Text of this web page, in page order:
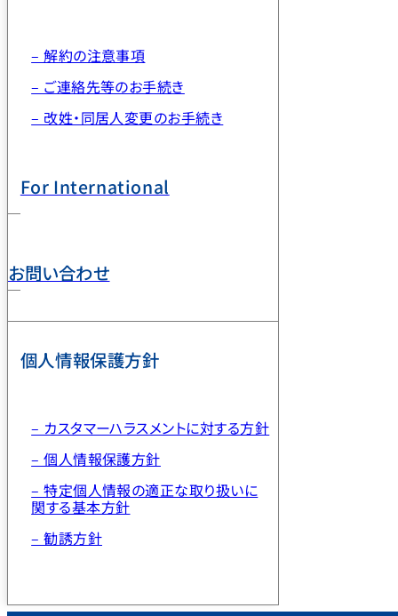
– 解約の注意事項
– ご連絡先等のお手続き
– 改姓・同居人変更のお手続き
For International
お問い合わせ
個人情報保護方針
– カスタマーハラスメントに対する方針
– 個人情報保護方針
– 特定個人情報の適正な取り扱いに
関する基本方針
– 勧誘方針